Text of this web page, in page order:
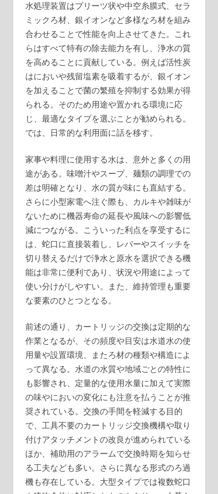
水処理装置はプリーツ状や中空糸膜式、セラ
ミックろ材、銀イオンなど多様なろ材を組み
合わせることで性能を向上させてきた。これ
らはすべて特有の除去能力を有し、浄水の質
を高めることに貢献している。例えば活性炭
はにおいや残留塩素を吸着するが、銀イオン
を加えることで菌の繁殖を抑制する効果が得
られる。そのため用途や置かれる環境に応
じ、最適なタイプを選ぶことが勧められる。
では、日常的な利用面に話を移す。
家事や料理に使用する水は、意外と多くの用
途がある。味噌汁やスープ、麺類の調理での
差は明確となり、水の質が味にも直結する。
さらに小型家電へ注ぐ際も、カルキや雑味が
ないために機器寿命の延長や風味への影響低
減につながる。こういった利点を享受するに
は、蛇口に直接装着し、レバーやスイッチを
切り替えるだけで浄水と原水を選択できる機
能は非常に便利であり、状況や用途によって
使い分けがしやすい。また、維持管理も重要
な要素のひとつとなる。
前述の通り、カートリッジの交換は定期的な
作業となるが、その頻度や目安は水道水の使
用量や設置環境、またろ材の種類や構造によ
って異なる。水道の水質や地域ごとの特性に
も影響され、定量的な使用水量に加えて実際
の味やにおいの変化にも注意を払うことが推
奨されている。交換の手間を軽減する目的
で、工具不要のカートリッジ交換機構や取り
付けアタッチメントの改良が進められている
ほか、補助用のアラームで交換時期を知らせ
る工夫なども多い。さらに異なる形式のろ過
機も存在している。大型タイプでは複数蛇口